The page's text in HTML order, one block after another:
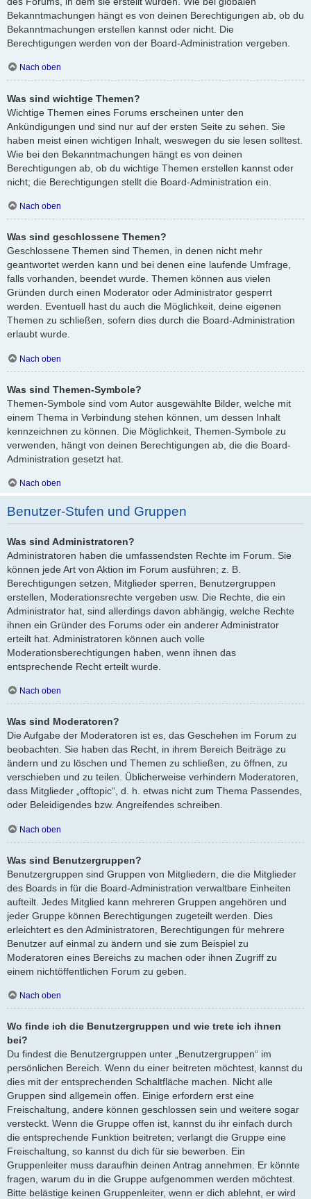
Bekanntmachungen hängt es von deinen Berechtigungen ab, ob du
Bekanntmachungen erstellen kannst oder nicht. Die
Berechtigungen werden von der Board-Administration vergeben.
Nach oben
Was sind wichtige Themen?
Wichtige Themen eines Forums erscheinen unter den
Ankündigungen und sind nur auf der ersten Seite zu sehen. Sie
haben meist einen wichtigen Inhalt, weswegen du sie lesen solltest.
Wie bei den Bekanntmachungen hängt es von deinen
Berechtigungen ab, ob du wichtige Themen erstellen kannst oder
nicht; die Berechtigungen stellt die Board-Administration ein.
Nach oben
Was sind geschlossene Themen?
Geschlossene Themen sind Themen, in denen nicht mehr
geantwortet werden kann und bei denen eine laufende Umfrage,
falls vorhanden, beendet wurde. Themen können aus vielen
Gründen durch einen Moderator oder Administrator gesperrt
werden. Eventuell hast du auch die Möglichkeit, deine eigenen
Themen zu schließen, sofern dies durch die Board-Administration
erlaubt wurde.
Nach oben
Was sind Themen-Symbole?
Themen-Symbole sind vom Autor ausgewählte Bilder, welche mit
einem Thema in Verbindung stehen können, um dessen Inhalt
kennzeichnen zu können. Die Möglichkeit, Themen-Symbole zu
verwenden, hängt von deinen Berechtigungen ab, die die Board-
Administration gesetzt hat.
Nach oben
Benutzer-Stufen und Gruppen
Was sind Administratoren?
Administratoren haben die umfassendsten Rechte im Forum. Sie
können jede Art von Aktion im Forum ausführen; z. B.
Berechtigungen setzen, Mitglieder sperren, Benutzergruppen
erstellen, Moderationsrechte vergeben usw. Die Rechte, die ein
Administrator hat, sind allerdings davon abhängig, welche Rechte
ihnen ein Gründer des Forums oder ein anderer Administrator
erteilt hat. Administratoren können auch volle
Moderationsberechtigungen haben, wenn ihnen das
entsprechende Recht erteilt wurde.
Nach oben
Was sind Moderatoren?
Die Aufgabe der Moderatoren ist es, das Geschehen im Forum zu
beobachten. Sie haben das Recht, in ihrem Bereich Beiträge zu
ändern und zu löschen und Themen zu schließen, zu öffnen, zu
verschieben und zu teilen. Üblicherweise verhindern Moderatoren,
dass Mitglieder „offtopic“, d. h. etwas nicht zum Thema Passendes,
oder Beleidigendes bzw. Angreifendes schreiben.
Nach oben
Was sind Benutzergruppen?
Benutzergruppen sind Gruppen von Mitgliedern, die die Mitglieder
des Boards in für die Board-Administration verwaltbare Einheiten
aufteilt. Jedes Mitglied kann mehreren Gruppen angehören und
jeder Gruppe können Berechtigungen zugeteilt werden. Dies
erleichtert es den Administratoren, Berechtigungen für mehrere
Benutzer auf einmal zu ändern und sie zum Beispiel zu
Moderatoren eines Bereichs zu machen oder ihnen Zugriff zu
einem nichtöffentlichen Forum zu geben.
Nach oben
Wo finde ich die Benutzergruppen und wie trete ich ihnen
bei?
Du findest die Benutzergruppen unter „Benutzergruppen“ im
persönlichen Bereich. Wenn du einer beitreten möchtest, kannst du
dies mit der entsprechenden Schaltfläche machen. Nicht alle
Gruppen sind allgemein offen. Einige erfordern erst eine
Freischaltung, andere können geschlossen sein und weitere sogar
versteckt. Wenn die Gruppe offen ist, kannst du ihr einfach durch
die entsprechende Funktion beitreten; verlangt die Gruppe eine
Freischaltung, so kannst du dich für sie bewerben. Ein
Gruppenleiter muss daraufhin deinen Antrag annehmen. Er könnte
fragen, warum du in die Gruppe aufgenommen werden möchtest.
Bitte belästige keinen Gruppenleiter, wenn er dich ablehnt, er wird